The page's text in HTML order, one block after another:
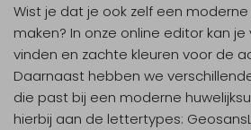
Wist je dat je ook zelf een
maken? In onze online editor kan
vinden en zachte kleuren voor de
Daarnaast hebben we
die past bij een moderne
hierbij aan de lettertypes: